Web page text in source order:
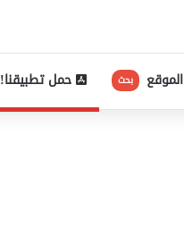
بحث حمل تطبيقنا!